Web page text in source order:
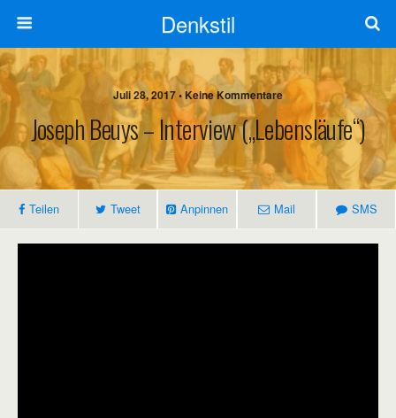
Denkstil
Juli 28, 2017 • Keine Kommentare
Joseph Beuys – Interview („Lebensläufe“)
Teilen Tweet Anpinnen Mail SMS